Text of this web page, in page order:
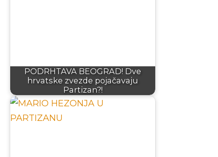
PODRHTAVA BEOGRAD! Dve
hrvatske zvezde pojačavaju
Partizan?!